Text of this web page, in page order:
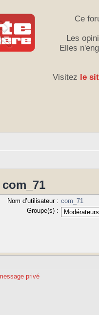
Ce
Les
Elles
Visitez le
Nom d’utilisateur : com_71
Groupe(s) :
privé